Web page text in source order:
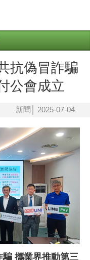
抗偽冒詐騙
公會成立
新聞 2025-07-04
攜業界推動第三